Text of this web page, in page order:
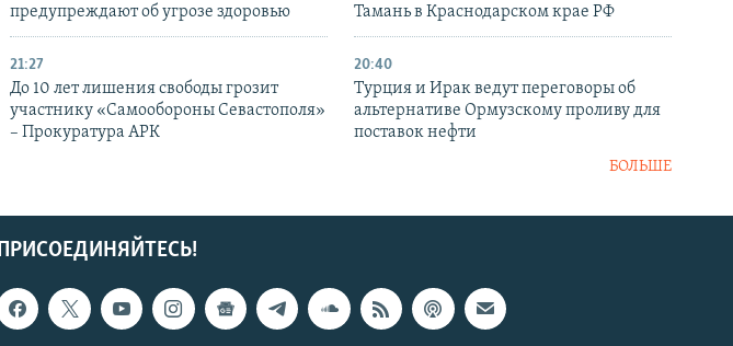
предупреждают об угрозе здоровью
Тамань в Краснодарском крае РФ
21:27
До 10 лет лишения свободы грозит
участнику «Самообороны Севастополя»
– Прокуратура АРК
20:40
Турция и Ирак ведут переговоры об
альтернативе Ормузскому проливу для
поставок нефти
БОЛЬШЕ
ПРИСОЕДИНЯЙТЕСЬ!